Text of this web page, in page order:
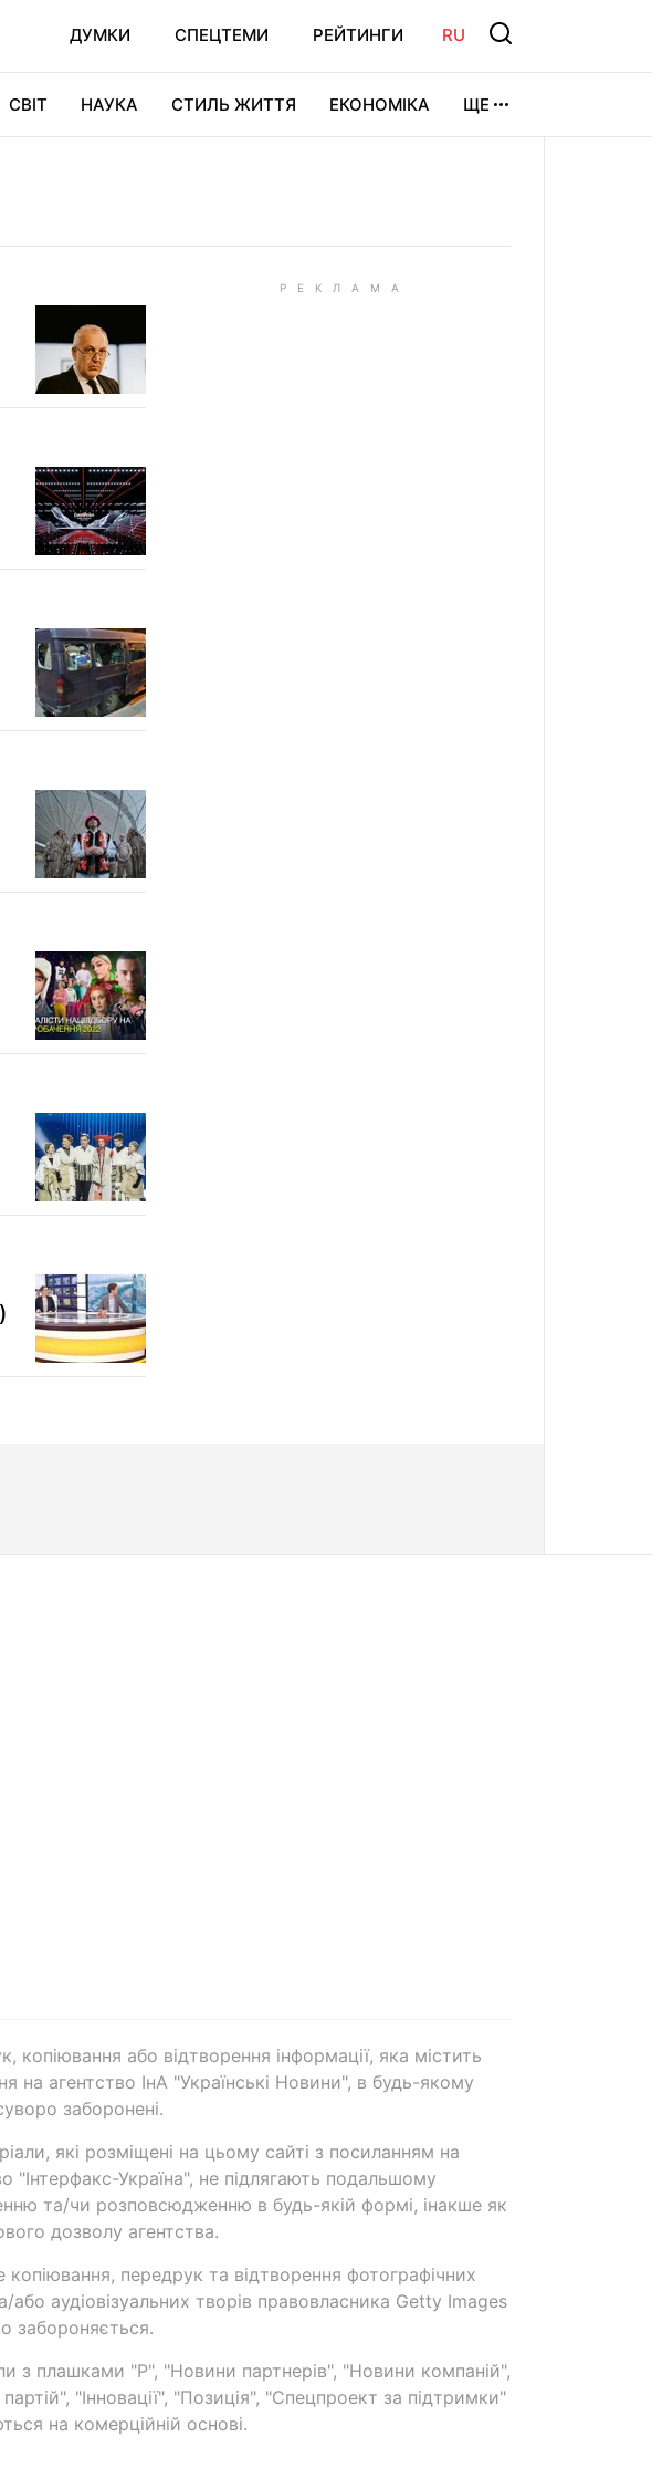
ДУМКИ СПЕЦТЕМИ РЕЙТИНГИ RU
СВІТ НАУКА СТИЛЬ ЖИТТЯ ЕКОНОМІКА ЩЕ
копіювання або відтворення інформації, яка містить
на агентство ІнА "Українські Новини", в будь-якому
заборонені.
які розміщені на цьому сайті з посиланням на
"Інтерфакс-Україна", не підлягають подальшому
та/чи розповсюдженню в будь-якій формі, інакше як
дозволу агентства.
копіювання, передрук та відтворення фотографічних
або аудіовізуальних творів правовласника Getty Images
забороняється.
з плашками "Р", "Новини партнерів", "Новини компаній",
"Інновації", "Позиція", "Спецпроект за підтримки"
на комерційній основі.